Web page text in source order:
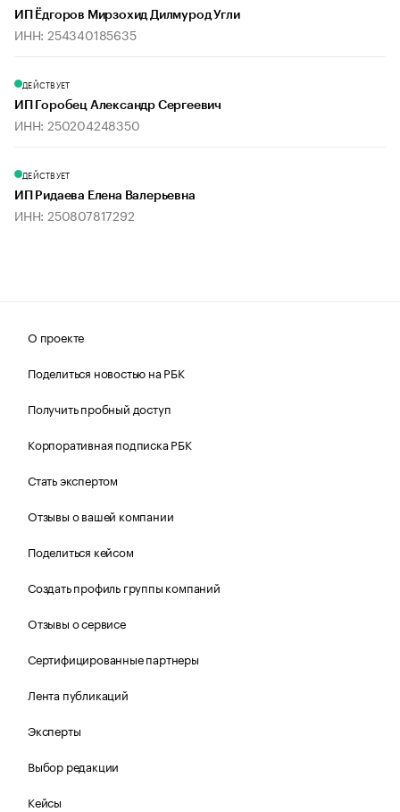
ИП Ёдгоров Мирзохид Дилмурод Угли
ИНН: 254340185635
ДЕЙСТВУЕТ
ИП Горобец Александр Сергеевич
ИНН: 250204248350
ДЕЙСТВУЕТ
ИП Ридаева Елена Валерьевна
ИНН: 250807817292
О проекте
Поделиться новостью на РБК
Получить пробный доступ
Корпоративная подписка РБК
Стать экспертом
Отзывы о вашей компании
Поделиться кейсом
Создать профиль группы компаний
Отзывы о сервисе
Сертифицированные партнеры
Лента публикаций
Эксперты
Выбор редакции
Кейсы